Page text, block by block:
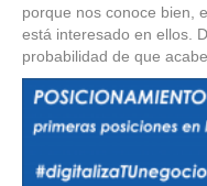
porque nos conoce bien,
está interesado en ellos.
probabilidad de que